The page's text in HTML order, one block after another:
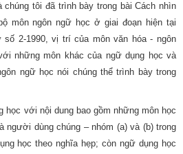
chúng tôi đã trình bày trong bài Cách nhìn
môn ngôn ngữ học ở giai đoạn hiện tại
số 2-1990, vị trí của môn văn hóa - ngôn
những môn khác của ngữ dụng học và
ngữ học nói chúng thể trình bày trong
học với nội dung bao gồm những môn học
người dùng chúng – nhóm (a) và (b) trong
học theo nghĩa hẹp; còn ngữ dụng học